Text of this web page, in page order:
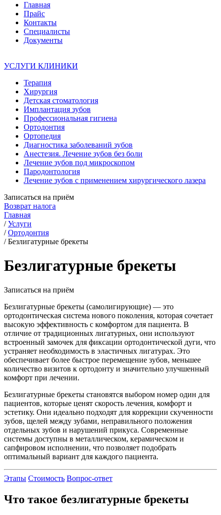
Главная
Прайс
Контакты
Специалисты
Документы
УСЛУГИ КЛИНИКИ
Терапия
Хирургия
Детская стоматология
Имплантация зубов
Профессиональная гигиена
Ортодонтия
Ортопедия
Диагностика заболеваний зубов
Анестезия. Лечение зубов без боли
Лечение зубов под микроскопом
Пародонтология
Лечение зубов с применением хирургического лазера
Записаться на приём
Возврат налога
Главная
/ Услуги
/ Ортодонтия
/ Безлигатурные брекеты
Безлигатурные брекеты
Записаться на приём
Безлигатурные брекеты (самолигирующие) — это
ортодонтическая система нового поколения, которая сочетает
высокую эффективность с комфортом для пациента. В
отличие от традиционных лигатурных, они используют
встроенный замочек для фиксации ортодонтической дуги, что
устраняет необходимость в эластичных лигатурах. Это
обеспечивает более быстрое перемещение зубов, меньшее
количество визитов к ортодонту и значительно улучшенный
комфорт при лечении.
Безлигатурные брекеты становятся выбором номер один для
пациентов, которые ценят скорость лечения, комфорт и
эстетику. Они идеально подходят для коррекции скученности
зубов, щелей между зубами, неправильного положения
отдельных зубов и нарушений прикуса. Современные
системы доступны в металлическом, керамическом и
сапфировом исполнении, что позволяет подобрать
оптимальный вариант для каждого пациента.
Этапы Cтоимость Вопрос-ответ
Что такое безлигатурные брекеты